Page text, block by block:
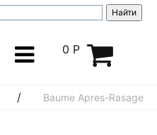
0 Р
/ Baume Apres-Rasage